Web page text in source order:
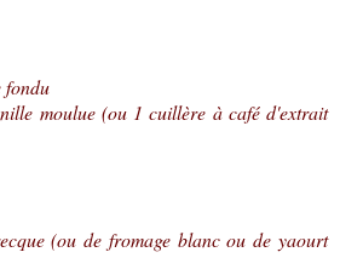
fondu
moulue (ou 1 cuillère à café d'extrait
(ou de fromage blanc ou de yaourt